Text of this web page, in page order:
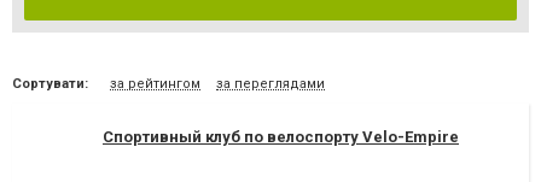
Сортувати: за рейтингом за переглядами
Спортивный клуб по велоспорту Velo-Empire